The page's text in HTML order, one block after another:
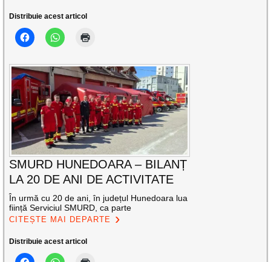
Distribuie acest articol
SMURD HUNEDOARA – BILANȚ
LA 20 DE ANI DE ACTIVITATE
În urmă cu 20 de ani, în județul Hunedoara lua
ființă Serviciul SMURD, ca parte
CITEȘTE MAI DEPARTE
Distribuie acest articol